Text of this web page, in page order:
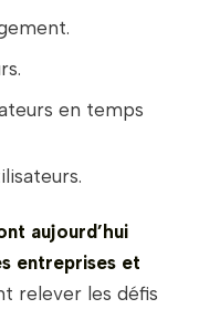
en temps
aujourd’hui
entreprises et
relever les défis